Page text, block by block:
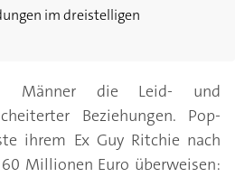
im dreistelligen
Männer die Leid- und
Beziehungen. Pop-
ihrem Ex Guy Ritchie nach
Millionen Euro überweisen: